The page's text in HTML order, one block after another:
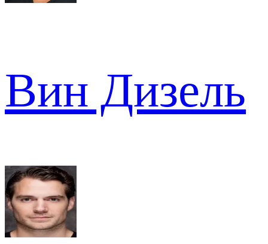
Вин Дизель